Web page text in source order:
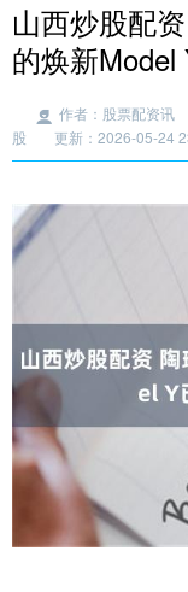
山西炒股配
的焕新
作者：股票配资讯
股
更新：2026-05-24